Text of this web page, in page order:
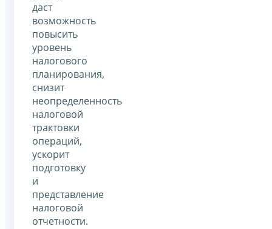
даст
возможность
повысить
уровень
налогового
планирования,
снизит
неопределенность
налоговой
трактовки
операций,
ускорит
подготовку
и
представление
налоговой
отчетности.